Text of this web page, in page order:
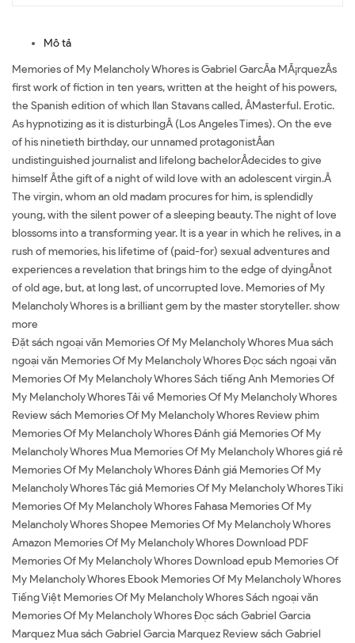
Mô tả
Memories of My Melancholy Whores is Gabriel GarcÃ­a MÃ¡rquezÂs
first work of fiction in ten years, written at the height of his powers,
the Spanish edition of which Ilan Stavans called, ÂMasterful. Erotic.
As hypnotizing as it is disturbingÂ (Los Angeles Times). On the eve
of his ninetieth birthday, our unnamed protagonistÂan
undistinguished journalist and lifelong bachelorÂdecides to give
himself Âthe gift of a night of wild love with an adolescent virgin.Â
The virgin, whom an old madam procures for him, is splendidly
young, with the silent power of a sleeping beauty. The night of love
blossoms into a transforming year. It is a year in which he relives, in a
rush of memories, his lifetime of (paid-for) sexual adventures and
experiences a revelation that brings him to the edge of dyingÂnot
of old age, but, at long last, of uncorrupted love. Memories of My
Melancholy Whores is a brilliant gem by the master storyteller. show
more
Đặt sách ngoại văn Memories Of My Melancholy Whores Mua sách
ngoại văn Memories Of My Melancholy Whores Đọc sách ngoại văn
Memories Of My Melancholy Whores Sách tiếng Anh Memories Of
My Melancholy Whores Tải về Memories Of My Melancholy Whores
Review sách Memories Of My Melancholy Whores Review phim
Memories Of My Melancholy Whores Đánh giá Memories Of My
Melancholy Whores Mua Memories Of My Melancholy Whores giá rẻ
Memories Of My Melancholy Whores Đánh giá Memories Of My
Melancholy Whores Tác giả Memories Of My Melancholy Whores Tiki
Memories Of My Melancholy Whores Fahasa Memories Of My
Melancholy Whores Shopee Memories Of My Melancholy Whores
Amazon Memories Of My Melancholy Whores Download PDF
Memories Of My Melancholy Whores Download epub Memories Of
My Melancholy Whores Ebook Memories Of My Melancholy Whores
Tiếng Việt Memories Of My Melancholy Whores Sách ngoại văn
Memories Of My Melancholy Whores Đọc sách Gabriel Garcia
Marquez Mua sách Gabriel Garcia Marquez Review sách Gabriel